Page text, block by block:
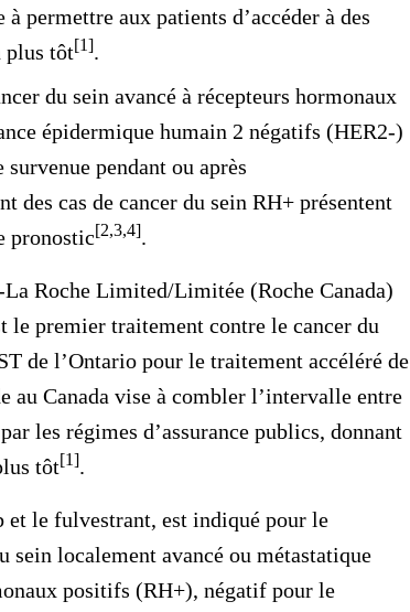
permettre aux patients d’accéder à des
plus tôt[1].
du sein avancé à récepteurs hormonaux
épidermique humain 2 négatifs (HER2-)
pendant ou après
des cas de cancer du sein RH+ présentent
pronostic[2,3,4].
Roche Limited/Limitée (Roche Canada)
le premier traitement contre le cancer du
de l’Ontario pour le traitement accéléré de
au Canada vise à combler l’intervalle entre
les régimes d’assurance publics, donnant
tôt[1].
le fulvestrant, est indiqué pour le
sein localement avancé ou métastatique
positifs (RH+), négatif pour le